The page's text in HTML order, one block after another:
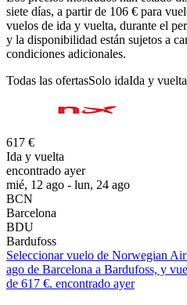
siete días, a partir de 106 € para
vuelos de ida y vuelta, durante el
y la disponibilidad están sujetos a
condiciones adicionales.
Todas las ofertasSolo idaIda y vuelta
617 €
Ida y vuelta
encontrado ayer
mié, 12 ago - lun, 24 ago
BCN
Barcelona
BDU
Bardufoss
Seleccionar vuelo de Norwegian
ago de Barcelona a Bardufoss, y
de 617 €. encontrado ayer